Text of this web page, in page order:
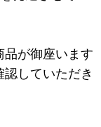
が御座います
していただき